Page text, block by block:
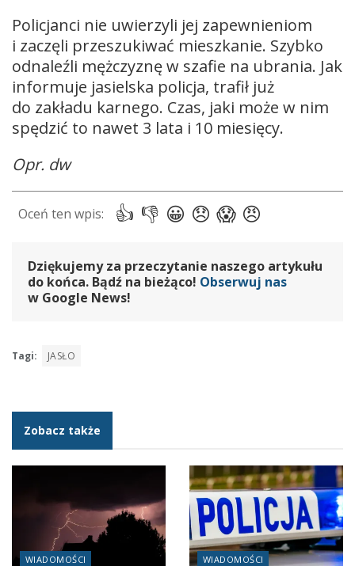
Policjanci nie uwierzyli jej zapewnieniom
i zaczęli przeszukiwać mieszkanie. Szybko
odnaleźli mężczyznę w szafie na ubrania. Jak
informuje jasielska policja, trafił już
do zakładu karnego. Czas, jaki może w nim
spędzić to nawet 3 lata i 10 miesięcy.
Opr. dw
Dziękujemy za przeczytanie naszego artykułu
do końca. Bądź na bieżąco! Obserwuj nas
w Google News!
Tagi: JASŁO
Zobacz także
WIADOMOŚCI WIADOMOŚCI